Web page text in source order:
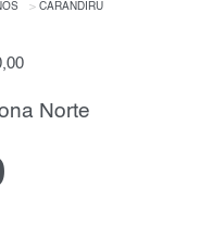
CARANDIRU
Norte